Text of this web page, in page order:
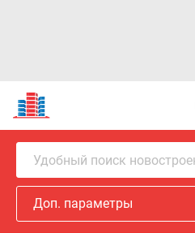
Новостройки
Квартиры
Ипотека
Новостройки
Москвы
Новостройки
Подмосковья
Новостройки
Удобный поиск
Доп. параметры